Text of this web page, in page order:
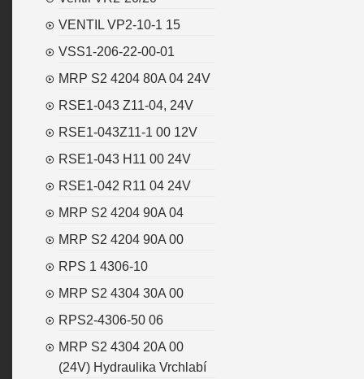
VENTIL VP2-10-1 15
VSS1-206-22-00-01
MRP S2 4204 80A 04 24V
RSE1-043 Z11-04, 24V
RSE1-043Z11-1 00 12V
RSE1-043 H11 00 24V
RSE1-042 R11 04 24V
MRP S2 4204 90A 04
MRP S2 4204 90A 00
RPS 1 4306-10
MRP S2 4304 30A 00
RPS2-4306-50 06
MRP S2 4304 20A 00
(24V) Hydraulika Vrchlabí